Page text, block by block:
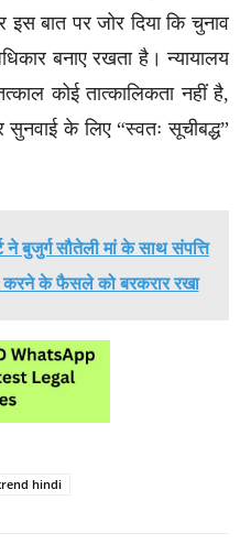
इस बात पर जोर दिया कि चुनाव
बनाए रखता है। न्यायालय
कोई तात्कालिकता नहीं है,
के लिए “स्वतः सूचीबद्ध”
ने बुजुर्ग सौतेली मां के साथ संपत्ति
करने के फैसले को बरकरार रखा
hindi